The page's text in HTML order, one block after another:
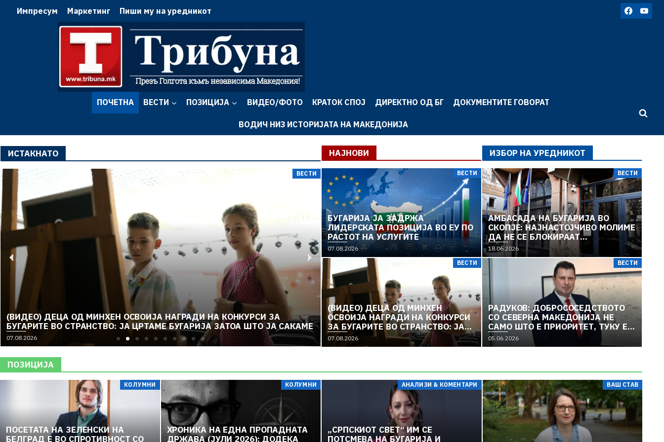
Импресум Маркетинг Пиши му на уредникот
ПОЧЕТНА ВЕСТИ ПОЗИЦИЈА ВИДЕО/ФОТО КРАТОК СПОЈ ДИРЕКТНО ОД БГ ДОКУМЕНТИТЕ ГОВОРАТ
ВОДИЧ НИЗ ИСТОРИЈАТА НА МАКЕДОНИЈА
ИСТАКНАТО
ВЕСТИ
(ВИДЕО) ДЕЦА ОД МИНХЕН ОСВОИЈА НАГРАДИ НА КОНКУРСИ ЗА
БУГАРИТЕ ВО СТРАНСТВО: ЈА ЦРТАМЕ БУГАРИЈА ЗАТОА ШТО ЈА САКАМЕ
07.08.2026
ВЕСТИ
ЕКОНОМИЈАТА НА БУГАРИЈА ПОРАСНАЛА 3,5 ПАТИ ПО ЧЛЕНСТВОТО ВО
ЕУ
07.08.2026
НАЈНОВИ
ВЕСТИ
БУГАРИЈА ЈА ЗАДРЖА
ЛИДЕРСКАТА ПОЗИЦИЈА ВО ЕУ ПО
РАСТОТ НА УСЛУГИТЕ
07.08.2026
ВЕСТИ
(ВИДЕО) ДЕЦА ОД МИНХЕН
ОСВОИЈА НАГРАДИ НА КОНКУРСИ
ЗА БУГАРИТЕ ВО СТРАНСТВО: ЈА
ЦРТАМЕ БУГАРИЈА ЗАТОА ШТО ЈА
САКАМЕ
07.08.2026
ИЗБОР НА УРЕДНИКОТ
ВЕСТИ
АМБАСАДА НА БУГАРИЈА ВО
СКОПЈЕ: НАЈНАСТОЈЧИВО МОЛИМЕ
ДА НЕ СЕ БЛОКИРААТ
ГРАНИЧНИТЕ ПРЕМИНИ ИЛИ
ПАТИШТАТА МЕЃУ БУГАРИЈА И
СЕВЕРНА МАКЕДОНИЈА
18.06.2026
ВЕСТИ
РАДУКОВ: ДОБРОСОСЕДСТВОТО
СО СЕВЕРНА МАКЕДОНИЈА НЕ
САМО ШТО Е ПРИОРИТЕТ, ТУКУ Е И
ХОРИЗОНТАЛЕН КРИТЕРИУМ
05.06.2026
ПОЗИЦИЈА
КОЛУМНИ
ПОСЕТАТА НА ЗЕЛЕНСКИ НА
БЕЛГРАД Е ВО СПРОТИВНОСТ СО
КОЛУМНИ
ХРОНИКА НА ЕДНА ПРОПАДНАТА
ДРЖАВА (ЈУЛИ 2026): ДОДЕКА
АНАЛИЗИ & КОМЕНТАРИ
„СРПСКИОТ СВЕТ“ ИМ СЕ
ПОТСМЕВА НА БУГАРИЈА И
ВАШ СТАВ